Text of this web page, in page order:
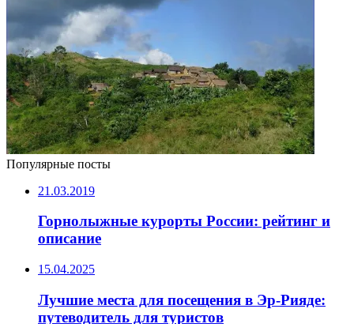
Популярные посты
21.03.2019
Горнолыжные курорты России: рейтинг и
описание
15.04.2025
Лучшие места для посещения в Эр-Рияде:
путеводитель для туристов